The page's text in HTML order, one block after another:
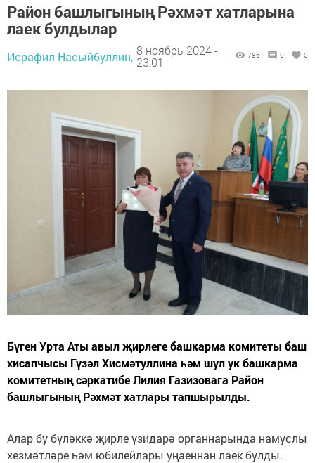
Район башлыгының Рәхмәт хатларына
лаек булдылар
Исрафил Насыйбуллин, 8 ноябрь 2024 -
23:01
786 0 0
Бүген Урта Аты авыл җирлеге башкарма комитеты баш
хисапчысы Гүзәл Хисмәтуллина һәм шул ук башкарма
комитетның сәркатибе Лилия Газизовага Район
башлыгының Рәхмәт хатлары тапшырылды.
Алар бу бүләккә җирле үзидарә органнарында намуслы
хезмәтләре һәм юбилейлары уңаеннан лаек булды.